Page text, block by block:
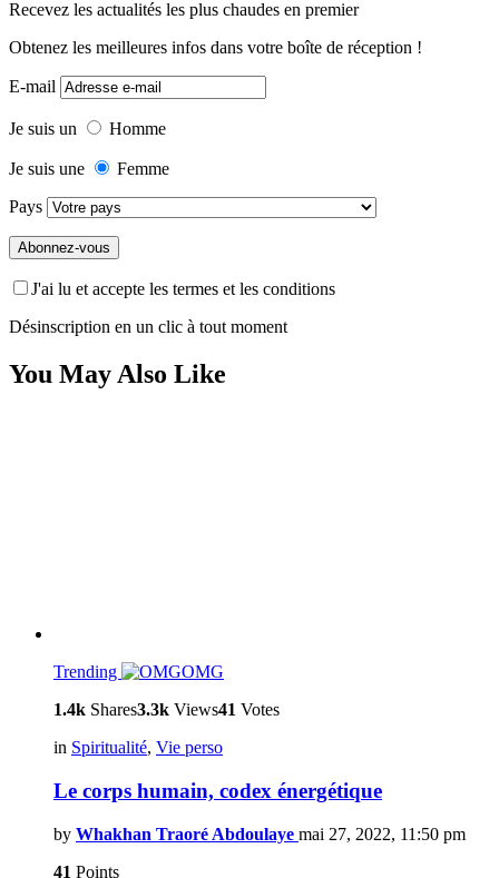
Recevez les actualités les plus chaudes en premier
Obtenez les meilleures infos dans votre boîte de réception !
E-mail
Je suis un Homme
Je suis une
Femme
Pays
J'ai lu et accepte les termes et les conditions
Désinscription en un clic à tout moment
You May Also Like
Trending
OMG
1.4k Shares3.3k Views41 Votes
in Spiritualité, Vie perso
Le corps humain, codex énergétique
by Whakhan Traoré Abdoulaye mai 27, 2022, 11:50 pm
41 Points